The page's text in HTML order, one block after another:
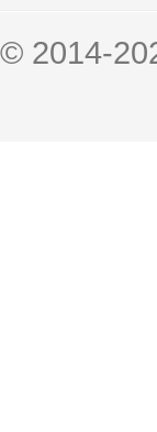
© 2014-